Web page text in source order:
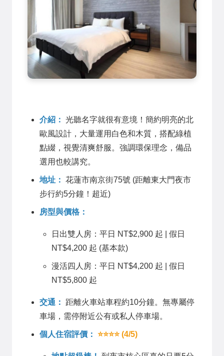
介紹： 光聽名字就很有意境！簡約明亮的北
歐風設計，大量運用白色和木質，搭配綠植
點綴，視覺清爽舒服。強調環保理念，備品
選用也較講究。
地址： 花蓮市南京街75號 (距離東大門夜市
步行約5分鐘！超近)
房型與價格：
日出雙人房：平日 NT$2,900 起 | 假日
NT$4,200 起 (基本款)
漫活四人房：平日 NT$4,200 起 | 假日
NT$5,800 起
交通：
距離火車站車程約10分鐘。無專屬停
車場，需停附近公有或私人停車場。
個人住宿評價： ⭐⭐⭐⭐ (4/5)